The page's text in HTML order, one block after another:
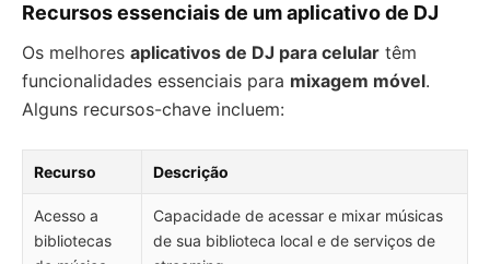
Recursos essenciais de um aplicativo de DJ
Os melhores aplicativos de DJ para celular têm
funcionalidades essenciais para mixagem móvel.
Alguns recursos-chave incluem:
Recurso Descrição
Acesso a
bibliotecas
Capacidade de acessar e mixar músicas
de sua biblioteca local e de serviços de